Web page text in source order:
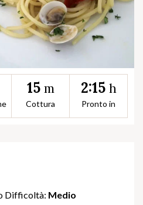
15 m
Cottura
2:15 h
Pronto in
Difficoltà: Medio